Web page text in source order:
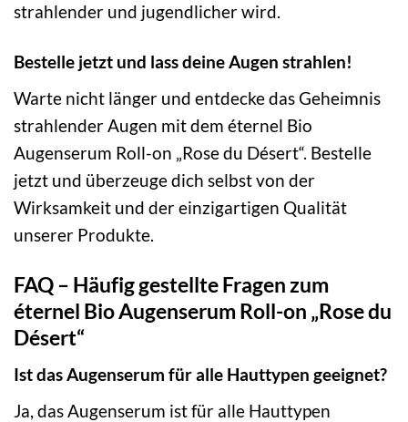
strahlender und jugendlicher wird.
Bestelle jetzt und lass deine Augen strahlen!
Warte nicht länger und entdecke das Geheimnis
strahlender Augen mit dem éternel Bio
Augenserum Roll-on „Rose du Désert“. Bestelle
jetzt und überzeuge dich selbst von der
Wirksamkeit und der einzigartigen Qualität
unserer Produkte.
FAQ – Häufig gestellte Fragen zum
éternel Bio Augenserum Roll-on „Rose du
Désert“
Ist das Augenserum für alle Hauttypen geeignet?
Ja, das Augenserum ist für alle Hauttypen